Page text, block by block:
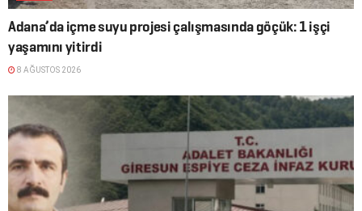
Adana’da içme suyu projesi çalışmasında göçük: 1 işçi
yaşamını yitirdi
8 AĞUSTOS 2026